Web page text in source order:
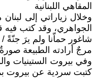
المقاهي اللبنانية
وخلال زياراتي إلى
الجواهري، وقد كتب فيه قصيدةً نشرت في العام 1938
شاغور حماّنا ولم يرَ جنّةً
مرجٌ أرادته الطبيعة صورةٌ
وفي بيروت الستينيات
كتبت سردية عن بيروت